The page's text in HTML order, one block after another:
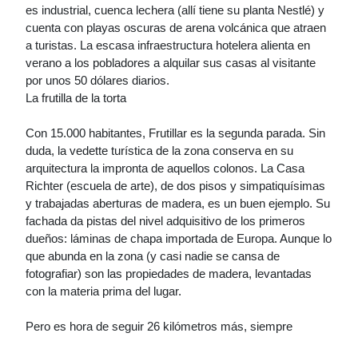
es industrial, cuenca lechera (allí tiene su planta Nestlé) y
cuenta con playas oscuras de arena volcánica que atraen
a turistas. La escasa infraestructura hotelera alienta en
verano a los pobladores a alquilar sus casas al visitante
por unos 50 dólares diarios.
La frutilla de la torta
Con 15.000 habitantes, Frutillar es la segunda parada. Sin
duda, la vedette turística de la zona conserva en su
arquitectura la impronta de aquellos colonos. La Casa
Richter (escuela de arte), de dos pisos y simpatiquísimas
y trabajadas aberturas de madera, es un buen ejemplo. Su
fachada da pistas del nivel adquisitivo de los primeros
dueños: láminas de chapa importada de Europa. Aunque lo
que abunda en la zona (y casi nadie se cansa de
fotografiar) son las propiedades de madera, levantadas
con la materia prima del lugar.
Pero es hora de seguir 26 kilómetros más, siempre